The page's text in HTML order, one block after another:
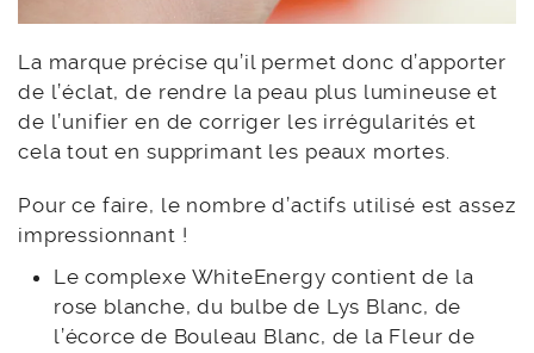
La marque précise qu’il permet donc d’apporter
de l’éclat, de rendre la peau plus lumineuse et
de l’unifier en de corriger les irrégularités et
cela tout en supprimant les peaux mortes.
Pour ce faire, le nombre d’actifs utilisé est assez
impressionnant !
Le complexe WhiteEnergy contient de la
rose blanche, du bulbe de Lys Blanc, de
l’écorce de Bouleau Blanc, de la Fleur de